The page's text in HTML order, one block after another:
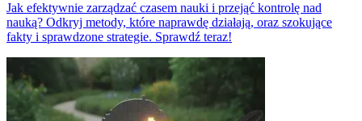
Jak efektywnie zarządzać czasem nauki i przejąć kontrolę nad
nauką? Odkryj metody, które naprawdę działają, oraz szokujące
fakty i sprawdzone strategie. Sprawdź teraz!